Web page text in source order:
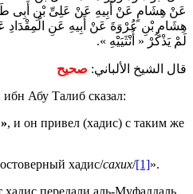
عَنْ هِشَامٍ عَنْ أَبِيهِ عَنْ عَلِىِّ بْنِ أَبِى
هِشَامِ بْنِ عُرْوَةَ عَنْ أَبِيهِ عَنِ الْمِقْدَادِ
لَمْ يَذْكُرْ « أُنْثَيَيْهِ ».
قال الشيخ الألباني: صحيح
Абу Талиб сказал:
, и он привел (хадис) с таким же
хадис/сахих/[1]».
хадис передали аль-Муфаддаль